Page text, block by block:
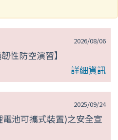
2026/08/06
性防空演習】
詳細資訊
2025/09/24
池可攜式裝置)之安全宣